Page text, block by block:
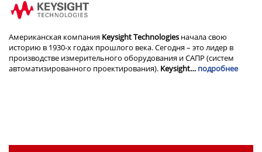
Американская компания Keysight Technologies начала свою
историю в 1930-х годах прошлого века. Сегодня – это лидер в
производстве измерительного оборудования и САПР (систем
автоматизированного проектирования). Keysight… подробнее